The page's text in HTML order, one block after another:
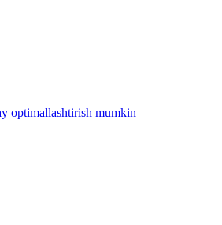
optimallashtirish mumkin